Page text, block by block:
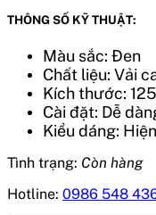
THÔNG SỐ KỸ THUẬT:
Màu sắc: Đen
Chất liệu: Vải
Kích thước:
Cài đặt: Dễ
Kiểu dáng:
Tình trạng: Còn hàng
Hotline: 0986 548